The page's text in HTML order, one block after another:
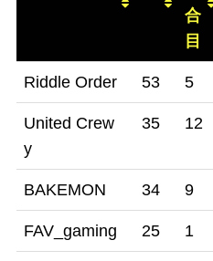
合
目
チーム
合
計
1
試
合
Riddle Order 53 5
United Crew
y
35 12
BAKEMON 34 9
FAV_gaming 25 1